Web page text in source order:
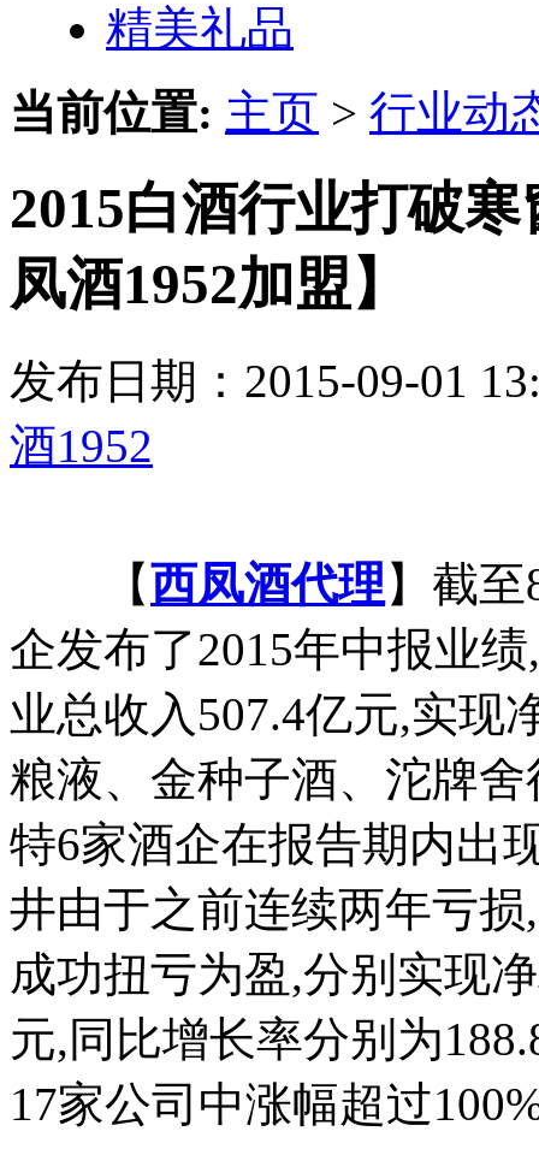
精美礼品
当前位置: 主页 > 行业动
2015白酒行业打破
凤酒1952加盟】
发布日期：2015-09-01
酒1952
【西凤酒代理 】截
企发布了2015年中报业
业总收入507.4亿元,实现
粮液、金种子酒、沱牌
特6家酒企在报告期内出
井由于之前连续两年亏
成功扭亏为盈,分别实现
元,同比增长率分别为
17家公司中涨幅超过